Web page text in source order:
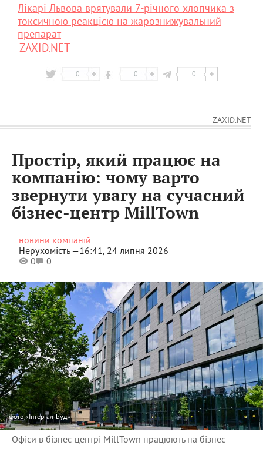
Лікарі Львова врятували 7-річного хлопчика з
токсичною реакцією на жарознижувальний
препарат
ZAXID.NET
0 0 0
ZAXID.NET
Простір, який працює на
компанію: чому варто
звернути увагу на сучасний
бізнес-центр MillTown
новини компаній
Нерухомість —16:41, 24 липня 2026
0
0
фото«Інтергал-Буд»
Офіси в бізнес-центрі MillTown працюють на бізнес